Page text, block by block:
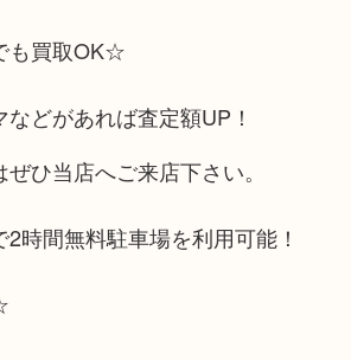
も買取OK☆
どがあれば査定額UP！
ひ当店へご来店下さい。
時間無料駐車場を利用可能！